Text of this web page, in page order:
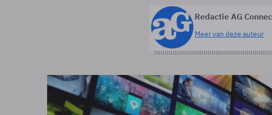
Redactie AG
Meer van deze auteur